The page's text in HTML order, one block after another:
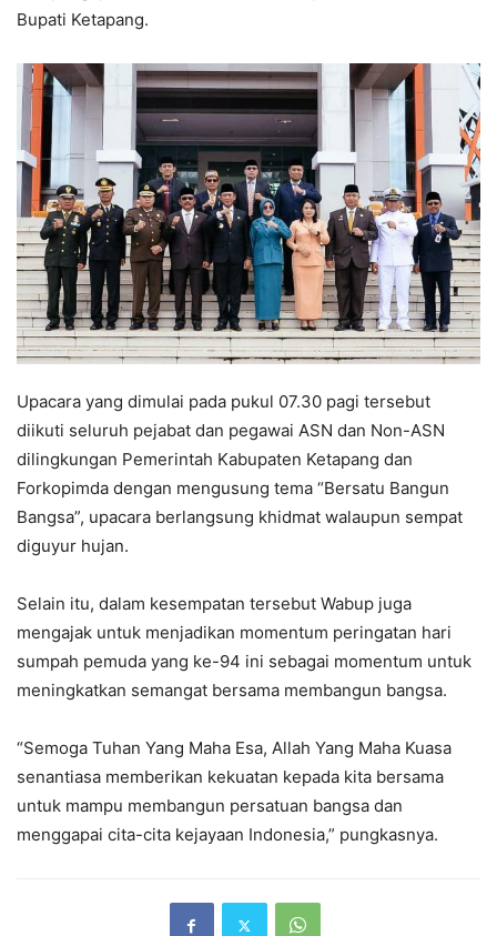
Bupati Ketapang.
Upacara yang dimulai pada pukul 07.30 pagi tersebut
diikuti seluruh pejabat dan pegawai ASN dan Non-ASN
dilingkungan Pemerintah Kabupaten Ketapang dan
Forkopimda dengan mengusung tema “Bersatu Bangun
Bangsa”, upacara berlangsung khidmat walaupun sempat
diguyur hujan.
Selain itu, dalam kesempatan tersebut Wabup juga
mengajak untuk menjadikan momentum peringatan hari
sumpah pemuda yang ke-94 ini sebagai momentum untuk
meningkatkan semangat bersama membangun bangsa.
“Semoga Tuhan Yang Maha Esa, Allah Yang Maha Kuasa
senantiasa memberikan kekuatan kepada kita bersama
untuk mampu membangun persatuan bangsa dan
menggapai cita-cita kejayaan Indonesia,” pungkasnya.